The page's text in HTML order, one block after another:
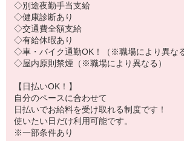
◇別途夜勤手当支給
◇健康診断あり
◇交通費全額支給
◇有給休暇あり
◇車・バイク通勤OK！（※職場により異なる
◇屋内原則禁煙（※職場により異なる）
【日払いOK！】
自分のペースに合わせて
日払いでお給料を受け取れる制度です！
使いたい日だけ利用可能です。
※一部条件あり